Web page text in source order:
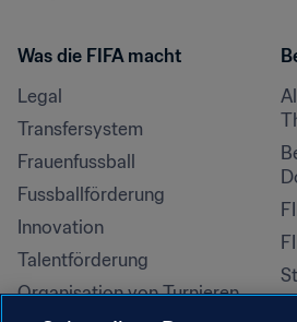
Was die FIFA macht
Legal
Transfersystem
Frauenfussball
Fussballförderung
Innovation
Talentförderung
Organisation von Turnieren